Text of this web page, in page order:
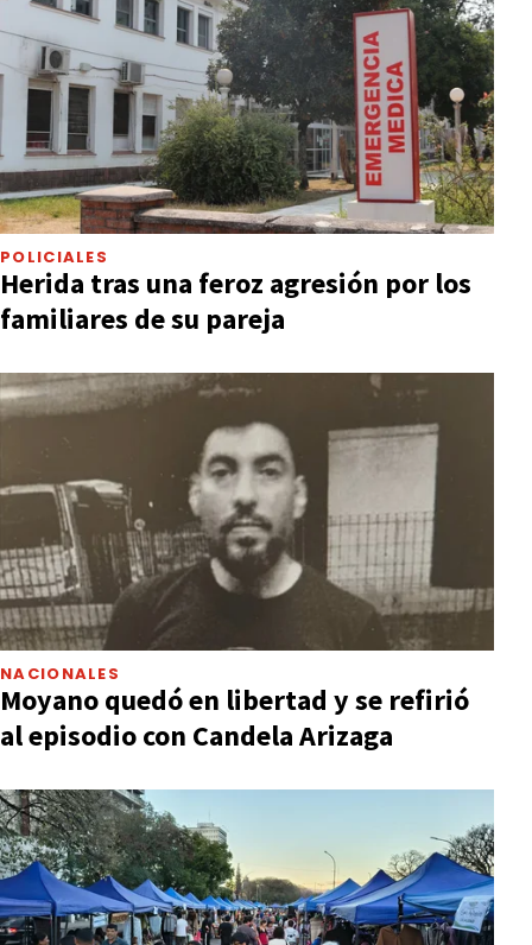
POLICIALES
Herida tras una feroz agresión por los
familiares de su pareja
NACIONALES
Moyano quedó en libertad y se refirió
al episodio con Candela Arizaga